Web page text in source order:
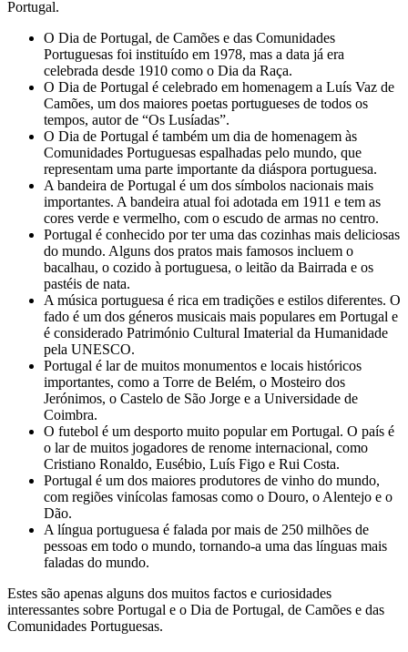
Portugal.
O Dia de Portugal, de Camões e das Comunidades
Portuguesas foi instituído em 1978, mas a data já era
celebrada desde 1910 como o Dia da Raça.
O Dia de Portugal é celebrado em homenagem a Luís Vaz de
Camões, um dos maiores poetas portugueses de todos os
tempos, autor de “Os Lusíadas”.
O Dia de Portugal é também um dia de homenagem às
Comunidades Portuguesas espalhadas pelo mundo, que
representam uma parte importante da diáspora portuguesa.
A bandeira de Portugal é um dos símbolos nacionais mais
importantes. A bandeira atual foi adotada em 1911 e tem as
cores verde e vermelho, com o escudo de armas no centro.
Portugal é conhecido por ter uma das cozinhas mais deliciosas
do mundo. Alguns dos pratos mais famosos incluem o
bacalhau, o cozido à portuguesa, o leitão da Bairrada e os
pastéis de nata.
A música portuguesa é rica em tradições e estilos diferentes. O
fado é um dos géneros musicais mais populares em Portugal e
é considerado Património Cultural Imaterial da Humanidade
pela UNESCO.
Portugal é lar de muitos monumentos e locais históricos
importantes, como a Torre de Belém, o Mosteiro dos
Jerónimos, o Castelo de São Jorge e a Universidade de
Coimbra.
O futebol é um desporto muito popular em Portugal. O país é
o lar de muitos jogadores de renome internacional, como
Cristiano Ronaldo, Eusébio, Luís Figo e Rui Costa.
Portugal é um dos maiores produtores de vinho do mundo,
com regiões vinícolas famosas como o Douro, o Alentejo e o
Dão.
A língua portuguesa é falada por mais de 250 milhões de
pessoas em todo o mundo, tornando-a uma das línguas mais
faladas do mundo.
Estes são apenas alguns dos muitos factos e curiosidades
interessantes sobre Portugal e o Dia de Portugal, de Camões e das
Comunidades Portuguesas.